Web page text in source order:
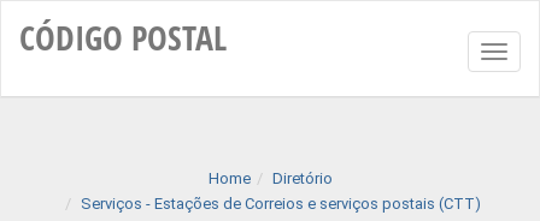
CÓDIGO POSTAL
Home
Diretório
Serviços - Estações de Correios e serviços postais (CTT)